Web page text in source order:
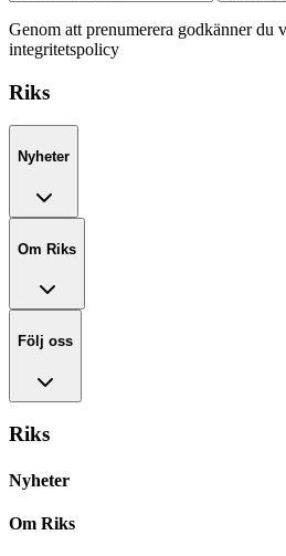
Genom att prenumerera godkänner du
integritetspolicy
Riks
Nyheter
Om Riks
Följ oss
Riks
Nyheter
Om Riks